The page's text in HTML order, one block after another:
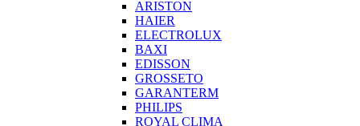
ARISTON
HAIER
ELECTROLUX
BAXI
EDISSON
GROSSETO
GARANTERM
PHILIPS
ROYAL CLIMA